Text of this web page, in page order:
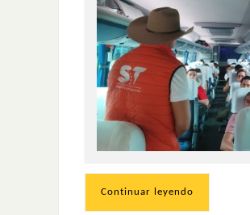
Continuar leyendo